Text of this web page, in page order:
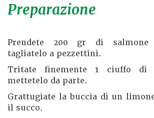
Preparazione
Prendete 200 gr di salmone
tagliatelo a pezzettini.
Tritate finemente 1 ciuffo di
mettetelo da parte.
Grattugiate la buccia di un
il succo.